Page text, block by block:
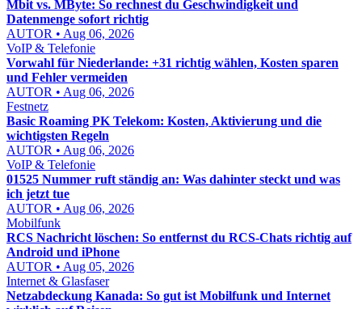
Mbit vs. MByte: So rechnest du Geschwindigkeit und
Datenmenge sofort richtig
AUTOR • Aug 06, 2026
VoIP & Telefonie
Vorwahl für Niederlande: +31 richtig wählen, Kosten sparen
und Fehler vermeiden
AUTOR • Aug 06, 2026
Festnetz
Basic Roaming PK Telekom: Kosten, Aktivierung und die
wichtigsten Regeln
AUTOR • Aug 06, 2026
VoIP & Telefonie
01525 Nummer ruft ständig an: Was dahinter steckt und was
ich jetzt tue
AUTOR • Aug 06, 2026
Mobilfunk
RCS Nachricht löschen: So entfernst du RCS-Chats richtig auf
Android und iPhone
AUTOR • Aug 05, 2026
Internet & Glasfaser
Netzabdeckung Kanada: So gut ist Mobilfunk und Internet